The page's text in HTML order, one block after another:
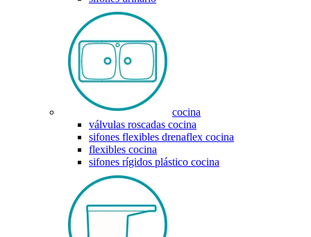
cocina
válvulas roscadas cocina
sifones flexibles drenaflex cocina
flexibles cocina
sifones rígidos plástico cocina